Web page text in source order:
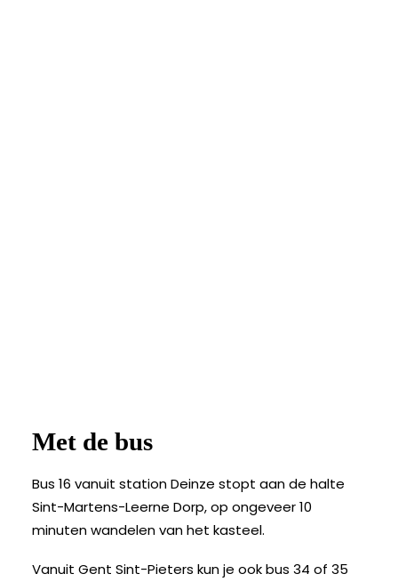
Met de bus
Bus 16 vanuit station Deinze stopt aan de halte
Sint-Martens-Leerne Dorp, op ongeveer 10
minuten wandelen van het kasteel.
Vanuit Gent Sint-Pieters kun je ook bus 34 of 35